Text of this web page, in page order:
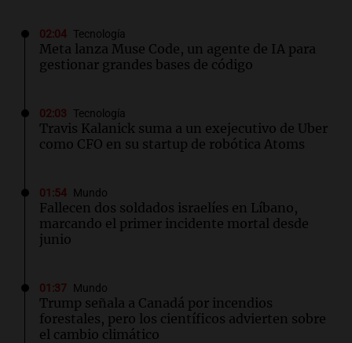
02:04 Tecnología
Meta lanza Muse Code, un agente de IA para
gestionar grandes bases de código
02:03 Tecnología
Travis Kalanick suma a un exejecutivo de Uber
como CFO en su startup de robótica Atoms
01:54 Mundo
Fallecen dos soldados israelíes en Líbano,
marcando el primer incidente mortal desde
junio
01:37 Mundo
Trump señala a Canadá por incendios
forestales, pero los científicos advierten sobre
el cambio climático